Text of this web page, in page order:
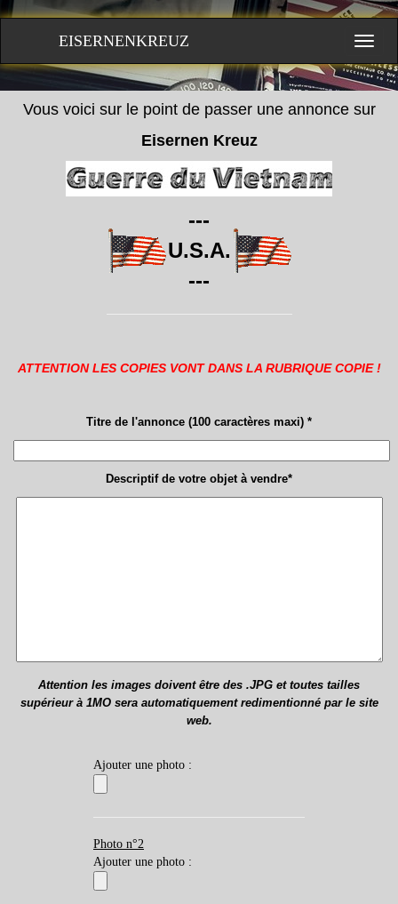
EISERNENKREUZ
Vous voici sur le point de passer une annonce sur
Eisernen Kreuz
---
U.S.A.
---
ATTENTION LES COPIES VONT DANS LA RUBRIQUE COPIE !
Titre de l'annonce (100 caractères maxi) *
Descriptif de votre objet à vendre*
Attention les images doivent être des .JPG et toutes tailles
supérieur à 1MO sera automatiquement redimentionné par le site
web.
Ajouter une photo :
Photo n°2
Ajouter une photo :